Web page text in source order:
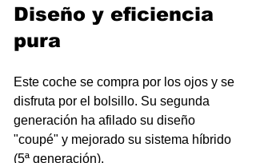
Diseño y eficiencia
pura
Este coche se compra por los ojos y se
disfruta por el bolsillo. Su segunda
generación ha afilado su diseño
"coupé" y mejorado su sistema híbrido
(5ª generación).